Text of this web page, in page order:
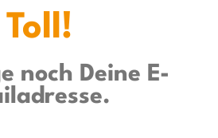
Toll!
noch Deine E-